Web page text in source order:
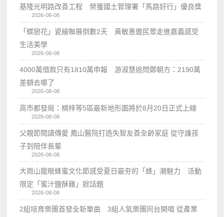
基隆光明路改善工程 榮獲國土管理署「馬路好行」優良獎
2026-08-08
「蝶戀花」瓷繪聯展倒數2天 黃敏惠邀民眾走進嘉義感受
生活美學
2026-08-08
4000萬借款只有1810萬申報 游淑慧追問鄭朝方：2190萬
差額去哪了
2026-08-08
高市都發局：楠梓等5區最新地形圖將於8月20日正式上線
2026-08-08
父親節閱讀傳愛 鳳山醫院打造失智友善全齡家庭 從守護孩
子到陪伴長輩
2026-08-08
大崗山龍眼蜂蜜文化節感受夏日最夯的「蜂」潮魅力 活動
限定「蜜汁鹽酥雞」掀話題
2026-08-08
2組培育樂團首發全新單曲 3組人氣樂團同台開唱 從產業